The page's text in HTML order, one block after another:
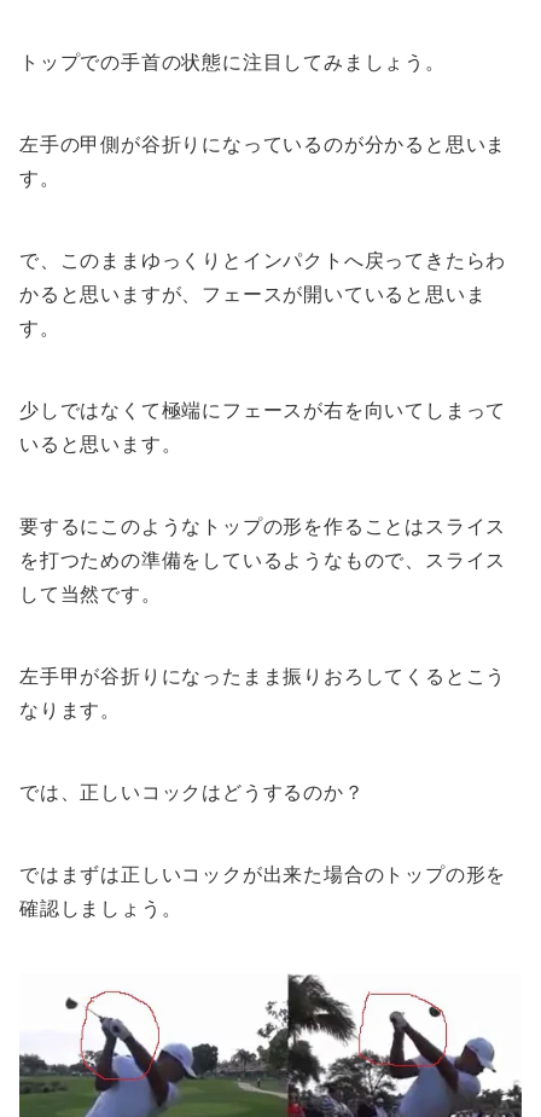
トップでの手首の状態に注目してみましょう。
左手の甲側が谷折りになっているのが分かると思いま
す。
で、このままゆっくりとインパクトへ戻ってきたらわ
かると思いますが、フェースが開いていると思いま
す。
少しではなくて極端にフェースが右を向いてしまって
いると思います。
要するにこのようなトップの形を作ることはスライス
を打つための準備をしているようなもので、スライス
して当然です。
左手甲が谷折りになったまま振りおろしてくるとこう
なります。
では、正しいコックはどうするのか？
ではまずは正しいコックが出来た場合のトップの形を
確認しましょう。